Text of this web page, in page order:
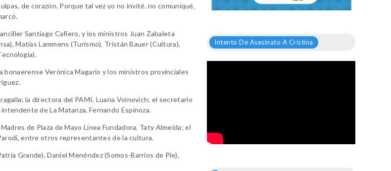
de corazón. Porque tal vez yo no invité, no comuniqué,
Santiago Cafiero, y los ministros Juan Zabaleta
Matías Lammens (Turismo), Tristán Bauer (Cultura),
Verónica Magario y los ministros provinciales
la directora del PAMI, Luana Volnovich; el secretario
de La Matanza, Fernando Espinoza.
de Plaza de Mayo Línea Fundadora, Taty Almeida; el
entre otros representantes de la cultura.
Grande), Daniel Menéndez (Somos-Barrios de Pie),
Intento De Asesinato A Cristina